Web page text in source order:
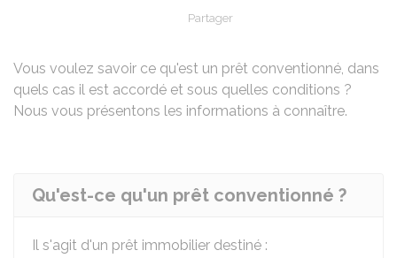
Partager
Vous voulez savoir ce qu'est un prêt conventionné, dans
quels cas il est accordé et sous quelles conditions ?
Nous vous présentons les informations à connaître.
Qu'est-ce qu'un prêt conventionné ?
Il s'agit d'un prêt immobilier destiné :